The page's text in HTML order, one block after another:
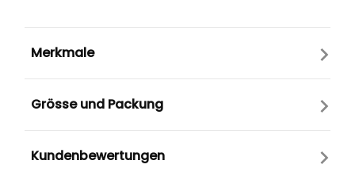
Merkmale
Grösse und Packung
Kundenbewertungen